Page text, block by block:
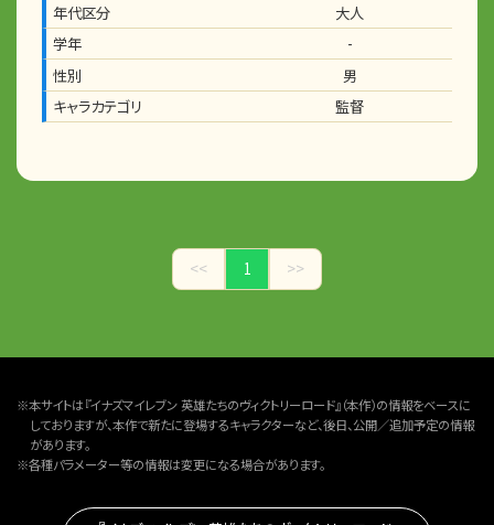
年代区分
大人
学年
-
性別
男
キャラカテゴリ
監督
<< 1 >>
※本サイトは『イナズマイレブン 英雄たちのヴィクトリーロード』（本作）の情報をベースに
しておりますが、本作で新たに登場するキャラクターなど、後日、公開／追加予定の情報
があります。
※各種パラメーター等の情報は変更になる場合があります。